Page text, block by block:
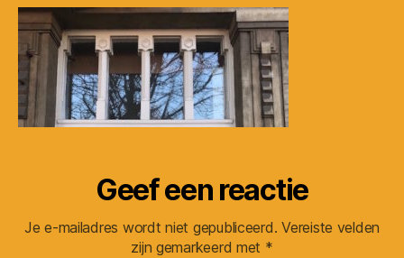
gevel-
detail-
2
Geef een reactie
Je e-mailadres wordt niet gepubliceerd. Vereiste velden
zijn gemarkeerd met *